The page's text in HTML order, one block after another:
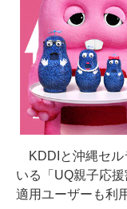
KDDIと沖縄セル
いる「UQ親子応
適用ユーザーも利